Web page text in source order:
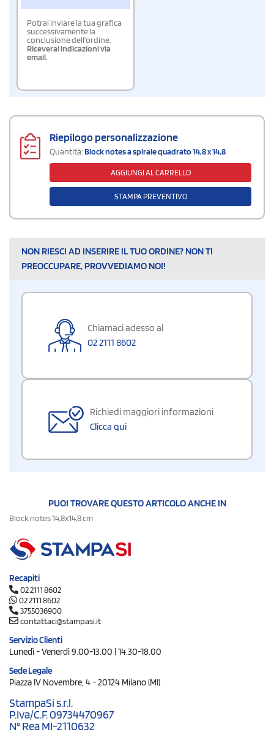
Potrai inviare la tua grafica
successivamente la
conclusione dell'ordine.
Riceverai indicazioni via
email.
Riepilogo personalizzazione
Quantità:Block notes a spirale quadrato 14,8 x 14,8
AGGIUNGI AL CARRELLO
STAMPA PREVENTIVO
NON RIESCI AD INSERIRE IL TUO ORDINE? NON TI
PREOCCUPARE, PROVVEDIAMO NOI!
Chiamaci adesso al
02 2111 8602
Richiedi maggiori informazioni
Clicca qui
PUOI TROVARE QUESTO ARTICOLO ANCHE IN
Block notes 14,8x14,8 cm
Recapiti
02 2111 8602
02 2111 8602
3755036900
contattaci@stampasi.it
Servizio Clienti
Lunedì - Venerdì 9.00-13.00 | 14.30-18.00
Sede Legale
Piazza IV Novembre, 4 - 20124 Milano (MI)
StampaSi s.r.l.
P.Iva/C.F. 09734470967
N° Rea MI-2110632